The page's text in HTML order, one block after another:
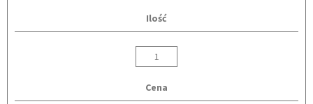
Ilość
Cena